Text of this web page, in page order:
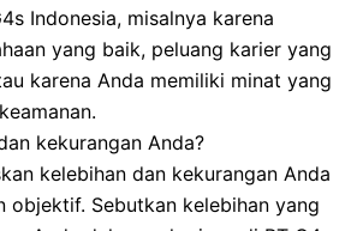
Indonesia, misalnya karena
yang baik, peluang karier yang
karena Anda memiliki minat yang
kekurangan Anda?
kelebihan dan kekurangan Anda
objektif. Sebutkan kelebihan yang